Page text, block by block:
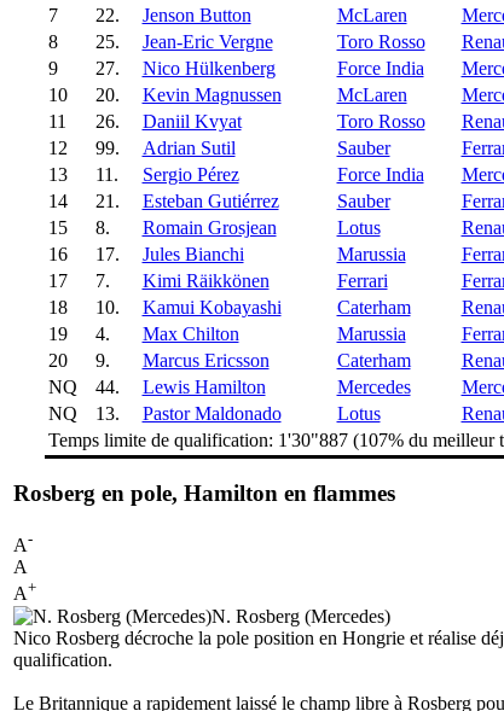
7
22. Jenson Button McLaren
8
25. Jean-Eric Vergne Toro Rosso
9
27. Nico Hülkenberg Force India
10
20. Kevin Magnussen McLaren
11
26. Daniil Kvyat Toro Rosso
12
99. Adrian Sutil Sauber
13
11. Sergio Pérez Force India
14
21. Esteban Gutiérrez Sauber
15
8. Romain Grosjean Lotus
16
17. Jules Bianchi Marussia
17
7. Kimi Räikkönen Ferrari
18
10. Kamui Kobayashi Caterham
19
4. Max Chilton Marussia
20
9. Marcus Ericsson Caterham
NQ
44. Lewis Hamilton Mercedes
NQ
13. Pastor Maldonado Lotus
Temps limite de qualification: 1'30"887 (107% du meilleur
Rosberg en pole, Hamilton en flammes
A-
A
A+
N. Rosberg (Mercedes)
Nico Rosberg décroche la pole position en Hongrie et réalise
qualification.
Le Britannique a rapidement laissé le champ libre à Rosberg